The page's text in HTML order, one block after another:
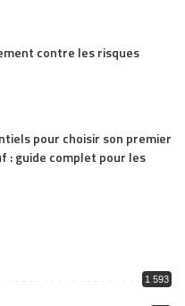
contre les risques
pour choisir son premier
: guide complet pour les
1 593